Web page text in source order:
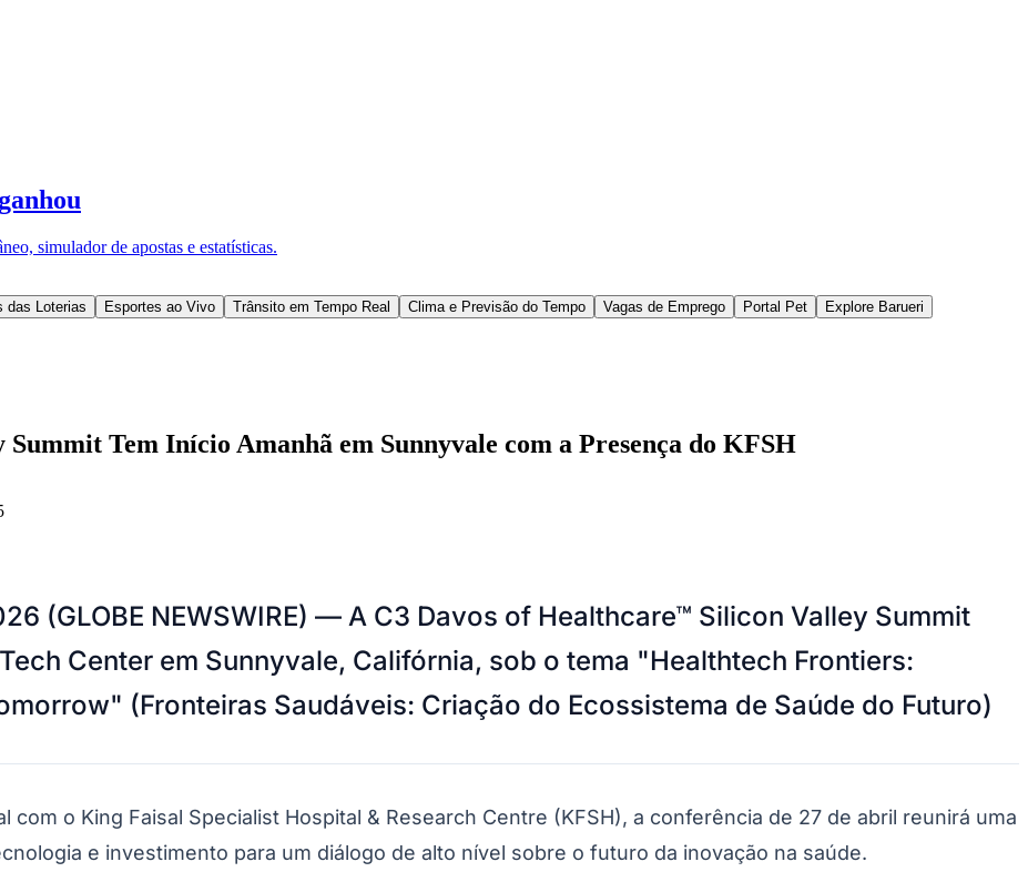
Jardim dos Altos Jardim dos Camargos Jardim EsperançaJardim Graziela Jardim Iracema Jardim ItaquitiJardim Julio Jardim LíbanoJardim Maria
Paulista Jardim Tupanci
Luzia Parque Viana Pirapora do Bom JesusRecanto PhrynéaSantana de ParnaíbaSilveira TamboréVale do SolVila BarrosVila Boa Vista
Vila Porto
Votupoca
simulador de apostas e estatísticas.
das Loterias Esportes ao Vivo Trânsito em Tempo Real Clima e Previsão do Tempo Vagas de Emprego Portal Pet
Explore Barueri
Tem Início Amanhã em Sunnyvale com a Presença do KFSH
(GLOBE NEWSWIRE) — A C3 Davos of Healthcare™ Silicon Valley Summit
Center em Sunnyvale, Califórnia, sob o tema "Healthtech Frontiers:
(Fronteiras Saudáveis: Criação do Ecossistema de Saúde do Futuro)
com o King Faisal Specialist Hospital & Research Centre (KFSH), a conferência de 27 de abril reunirá uma
e investimento para um diálogo de alto nível sobre o futuro da inovação na saúde.